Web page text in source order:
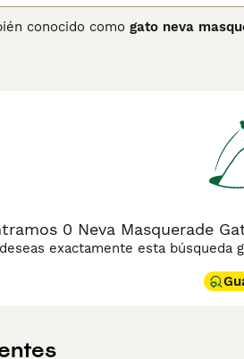
conocido como gato neva
en la cara, orejas, patas y
Masquerade es amigable,
familias activas. Además, es
leves. Para su cuidado,
en el mercado español, con
el interés de quienes buscan
0 Neva Masquerade
exactamente esta búsqueda